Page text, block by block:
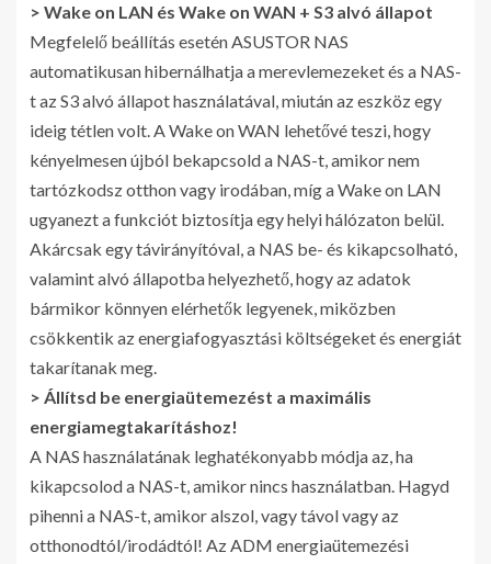
> Wake on LAN és Wake on WAN + S3 alvó állapot
Megfelelő beállítás esetén ASUSTOR NAS
automatikusan hibernálhatja a merevlemezeket és a NAS-
t az S3 alvó állapot használatával, miután az eszköz egy
ideig tétlen volt. A Wake on WAN lehetővé teszi, hogy
kényelmesen újból bekapcsold a NAS-t, amikor nem
tartózkodsz otthon vagy irodában, míg a Wake on LAN
ugyanezt a funkciót biztosítja egy helyi hálózaton belül.
Akárcsak egy távirányítóval, a NAS be- és kikapcsolható,
valamint alvó állapotba helyezhető, hogy az adatok
bármikor könnyen elérhetők legyenek, miközben
csökkentik az energiafogyasztási költségeket és energiát
takarítanak meg.
> Állítsd be energiaütemezést a maximális
energiamegtakarításhoz!
A NAS használatának leghatékonyabb módja az, ha
kikapcsolod a NAS-t, amikor nincs használatban. Hagyd
pihenni a NAS-t, amikor alszol, vagy távol vagy az
otthonodtól/irodádtól! Az ADM energiaütemezési